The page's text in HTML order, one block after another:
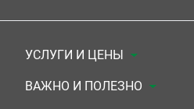
УСЛУГИ И ЦЕНЫ
Анализы
ВАЖНО И ПОЛЕЗНО